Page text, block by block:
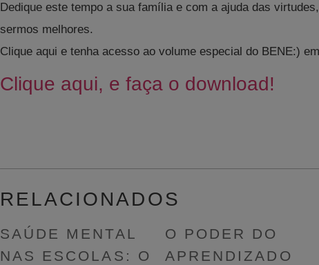
Dedique este tempo a sua família e com a ajuda das
sermos melhores.
Clique aqui e tenha acesso ao volume especial do BENE:)
Clique aqui, e faça o download!
RELACIONADOS
SAÚDE MENTAL
NAS ESCOLAS: O
O PODER DO
APRENDIZADO